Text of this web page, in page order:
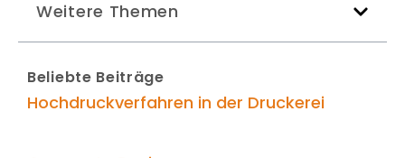
Weitere Themen
Beliebte Beiträge
Hochdruckverfahren in der Druckerei